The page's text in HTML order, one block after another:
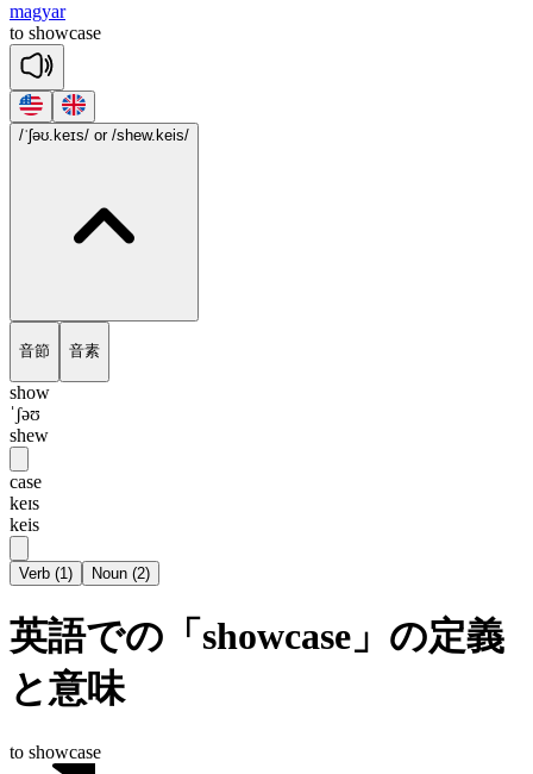
magyar
to showcase
/ˈʃəʊ.keɪs/ or /shew.keis/
音節 音素
show
ˈʃəʊ
shew
case
keɪs
keis
Verb (1) Noun (2)
英語での「showcase」の定義
と意味
to showcase